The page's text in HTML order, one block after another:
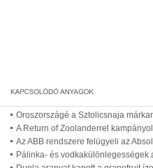
Oroszországé a Sztolicsnaja
A Return of Zoolanderrel
Az ABB rendszere felügyeli az
Pálinka- és vodkakülönlegességek